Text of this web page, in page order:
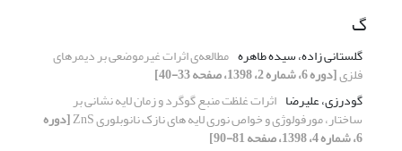
گ
گلستانی زاده، سیده طاهره مطالعه‌ی اثرات غیرموضعی بر دیمرهای
فلزی[دوره 6، شماره 2، 1398، صفحه 33-40]
گودرزی، علیرضا اثرات غلظت منبع گوگرد و زمان لایه نشانی بر
ساختار، مورفولوژی و خواص نوری لایه های نازک نانوبلوری ZnS [دوره
6، شماره 4، 1398، صفحه 81-90]